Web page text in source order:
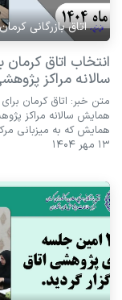
اتاق بازرگانی کرمان
انتخاب اتاق
سالانه مراکز
متن خبر: اتاق کرمان
همایش سالانه مراکز
همایش که به میزبانی
13 مهر 1404